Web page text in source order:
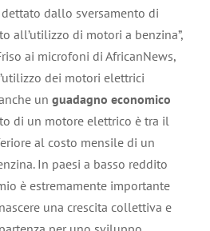
dallo sversamento di
all’utilizzo di motori a benzina”,
ai microfoni di AfricanNews,
dei motori elettrici
un guadagno economico
di un motore elettrico è tra il
al costo mensile di un
In paesi a basso reddito
è estremamente importante
una crescita collettiva e